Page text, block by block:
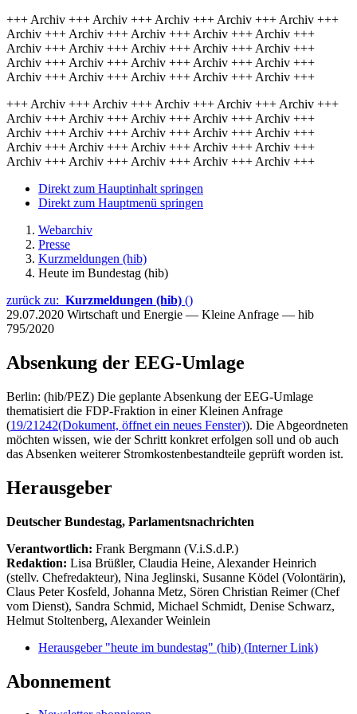
+++ Archiv +++ Archiv +++ Archiv +++ Archiv +++ Archiv +++
Archiv +++ Archiv +++ Archiv +++ Archiv +++ Archiv +++
Archiv +++ Archiv +++ Archiv +++ Archiv +++ Archiv +++
Archiv +++ Archiv +++ Archiv +++ Archiv +++ Archiv +++
Archiv +++ Archiv +++ Archiv +++ Archiv +++ Archiv +++
+++ Archiv +++ Archiv +++ Archiv +++ Archiv +++ Archiv +++
Archiv +++ Archiv +++ Archiv +++ Archiv +++ Archiv +++
Archiv +++ Archiv +++ Archiv +++ Archiv +++ Archiv +++
Archiv +++ Archiv +++ Archiv +++ Archiv +++ Archiv +++
Archiv +++ Archiv +++ Archiv +++ Archiv +++ Archiv +++
Direkt zum Hauptinhalt springen
Direkt zum Hauptmenü springen
Webarchiv
Presse
Kurzmeldungen (hib)
Heute im Bundestag (hib)
zurück zu: Kurzmeldungen (hib) ()
29.07.2020 Wirtschaft und Energie — Kleine Anfrage — hib
795/2020
Absenkung der EEG-Umlage
Berlin: (hib/PEZ) Die geplante Absenkung der EEG-Umlage
thematisiert die FDP-Fraktion in einer Kleinen Anfrage
(19/21242(Dokument, öffnet ein neues Fenster)). Die Abgeordneten
möchten wissen, wie der Schritt konkret erfolgen soll und ob auch
das Absenken weiterer Stromkostenbestandteile geprüft worden ist.
Herausgeber
Deutscher Bundestag, Parlamentsnachrichten
Verantwortlich: Frank Bergmann (V.i.S.d.P.)
Redaktion: Lisa Brüßler, Claudia Heine, Alexander Heinrich
(stellv. Chefredakteur), Nina Jeglinski, Susanne Ködel (Volontärin),
Claus Peter Kosfeld, Johanna Metz, Sören Christian Reimer (Chef
vom Dienst), Sandra Schmid, Michael Schmidt, Denise Schwarz,
Helmut Stoltenberg, Alexander Weinlein
Herausgeber "heute im bundestag" (hib) (Interner Link)
Abonnement